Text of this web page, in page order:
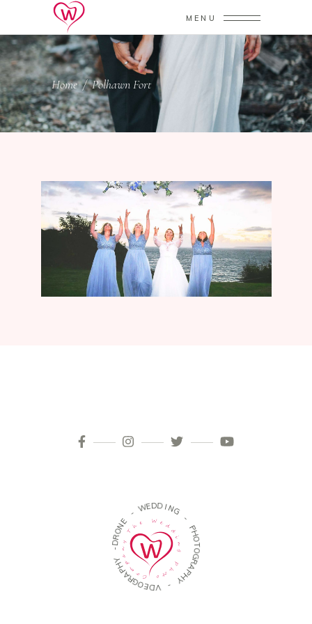
MENU
Home/Polhawn Fort
- WEDDING
-
P
H
O
T
O
G
R
A
P
H
Y
-
V
D
E
O
G
R
A
P
H
Y
D
R
O
N
E